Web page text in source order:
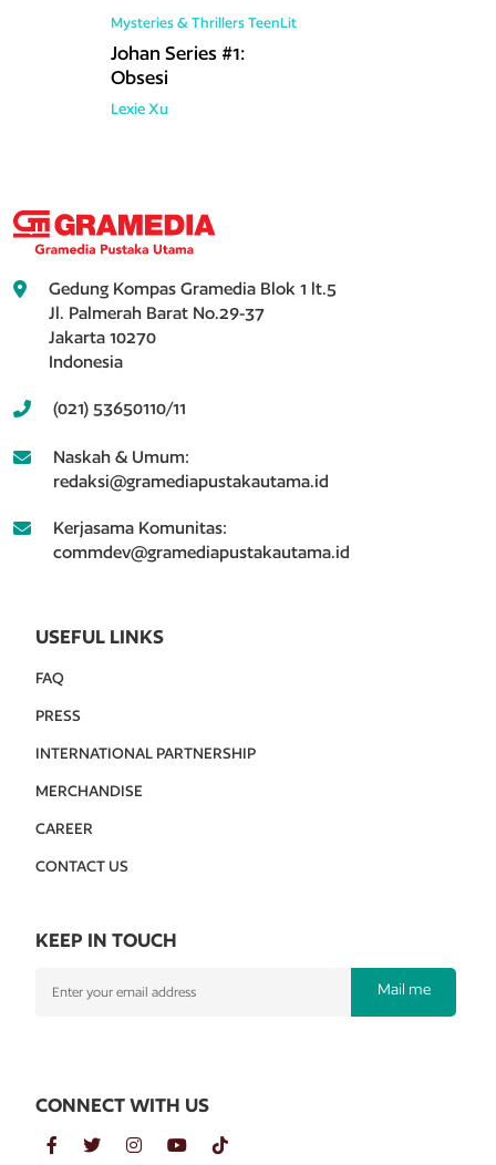
Mysteries & Thrillers TeenLit
Johan Series #1:
Obsesi
Lexie Xu
Gedung Kompas Gramedia Blok 1 lt.5
Jl. Palmerah Barat No.29-37
Jakarta 10270
Indonesia
(021) 53650110/11
Naskah & Umum:
redaksi@gramediapustakautama.id
Kerjasama Komunitas:
commdev@gramediapustakautama.id
USEFUL LINKS
FAQ
PRESS
INTERNATIONAL PARTNERSHIP
MERCHANDISE
CAREER
CONTACT US
KEEP IN TOUCH
Mail me
CONNECT WITH US